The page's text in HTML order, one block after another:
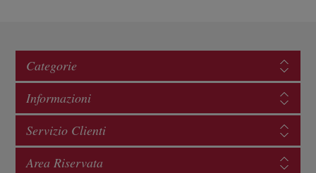
Categorie
Informazioni
Servizio Clienti
Area Riservata